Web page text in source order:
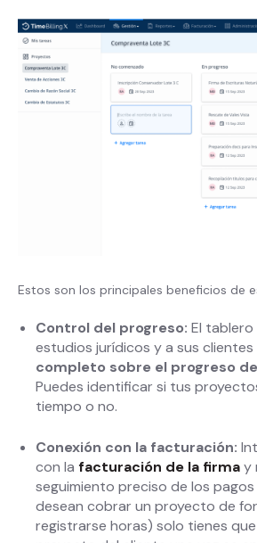
Estos son los principales beneficios de
Control del progreso: El
estudios jurídicos y a sus
completo sobre el progreso
Puedes identificar si tus
tiempo o no.
Conexión con la facturación:
con la facturación de la firmay
seguimiento preciso de los pagos
desean cobrar un proyecto de
registrarse horas) solo tienes